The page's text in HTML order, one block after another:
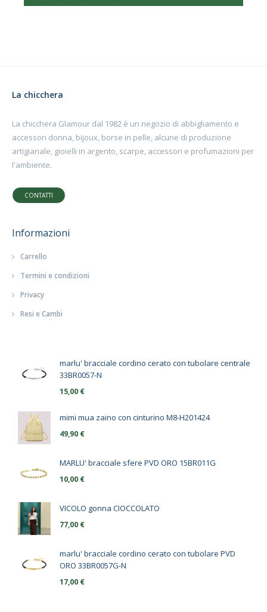
La chicchera
La chicchera Glamour dal 1982 è un negozio di abbigliamento e
accessori donna, bijoux, borse in pelle, alcune di produzione
artigianale, gioielli in argento, scarpe, accessori e profumazioni per
l'ambiente.
CONTATTI
Informazioni
Carrello
Termini e condizioni
Privacy
Resi e Cambi
marlu' bracciale cordino cerato con tubolare centrale
33BR0057-N
15,00 €
mimi mua zaino con cinturino M8-H201424
49,90 €
MARLU' bracciale sfere PVD ORO 15BR011G
10,00 €
VICOLO gonna CIOCCOLATO
77,00 €
marlu' bracciale cordino cerato con tubolare PVD
ORO 33BR0057G-N
17,00 €